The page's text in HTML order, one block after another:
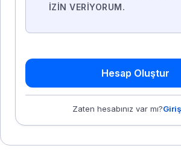
IZIN VERIYORUM.
Hesap Oluştur
Zaten hesabınız var mı?